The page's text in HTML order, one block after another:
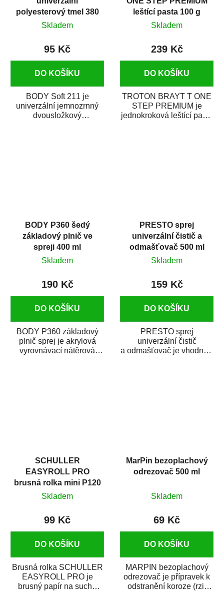
polyesterový tmel 380
g
Skladem
95 Kč
DO KOŠÍKU
BODY Soft 211 je
univerzální jemnozrnný
dvousložkový
leštící pasta 100 g
Skladem
239 Kč
DO KOŠÍKU
TROTON BRAYT T ONE
STEP PREMIUM je
jednokroková leštící pasta
BODY P360 šedý
základový plnič ve
spreji 400 ml
Skladem
190 Kč
DO KOŠÍKU
BODY P360 základový
plnič sprej je akrylová
vyrovnávací nátěrová
PRESTO sprej
univerzální čistič a
odmašťovač 500 ml
Skladem
159 Kč
DO KOŠÍKU
PRESTO sprej
univerzální čistič
a odmašťovač je vhodný k
SCHULLER
EASYROLL PRO
brusná rolka mini P120
Skladem
99 Kč
DO KOŠÍKU
Brusná rolka SCHULLER
EASYROLL PRO je
brusný papír na suché
MarPin bezoplachový
odrezovač 500 ml
Skladem
69 Kč
DO KOŠÍKU
MARPIN bezoplachový
odrezovač je přípravek k
odstranění koroze (rzi)